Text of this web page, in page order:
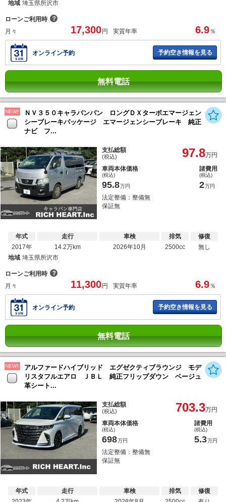
地域 埼玉県所沢市
ローンご利用時 ？
月々
17,300 円 実質年率 6.9 ％
オンライン予約 予約空き情報を見る
無料電話
NEW!!
ＮＶ３５０キャラバンバン ロングＤＸターボエマージェン
シーブレーキパッケージ エマージェンシーブレーキ 純正
ナビ フ...
支払総額
(税込) 97.8万円
車両本体価格
(税込)
95.8万円
諸費用
(税込)
2万円
法定整備：整備無
保証無
年式
2017年
走行
14.2万km
車検
2026年10月
排気
2500cc
修復
無し
地域 埼玉県所沢市
ローンご利用時 ？
月々
11,300 円 実質年率 6.9 ％
オンライン予約 予約空き情報を見る
無料電話
NEW!!
アルファードハイブリッド エグゼクティブラウンジ モデ
リスタフルエアロ ＪＢＬ 純正フリップダウン ベージュ
革シート...
支払総額
(税込) 703.3万円
車両本体価格
(税込)
698万円
諸費用
(税込)
5.3万円
法定整備：整備無
保証無
年式
走行
車検
排気
修復